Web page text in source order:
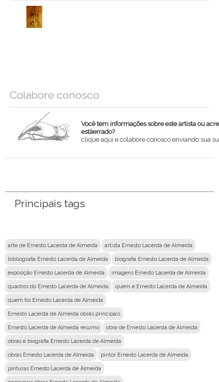
Colabore conosco
Você tem informações sobre este artista ou
estáerrado?
clique aqui e colabore conosco enviando sua
Principais tags
arte de Ernesto Lacerda de Almeida artista Ernesto Lacerda de Almeida
bibliografia Ernesto Lacerda de Almeida biografia Ernesto Lacerda de Almeida
exposição Ernesto Lacerda de Almeida imagens Ernesto Lacerda de Almeida
quadros do Ernesto Lacerda de Almeida quem é Ernesto Lacerda de Almeida
quem foi Ernesto Lacerda de Almeida
Ernesto Lacerda de Almeida obras principais
Ernesto Lacerda de Almeida resumo obra de Ernesto Lacerda de Almeida
obras e biografia Ernesto Lacerda de Almeida
obras Ernesto Lacerda de Almeida pintor Ernesto Lacerda de Almeida
pinturas Ernesto Lacerda de Almeida